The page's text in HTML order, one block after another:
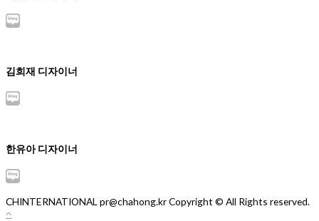
김희재 디자이너
한유아 디자이너
CHINTERNATIONAL pr@chahong.kr Copyright © All Rights reserved.